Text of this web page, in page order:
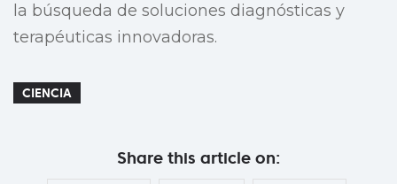
la búsqueda de soluciones diagnósticas y
terapéuticas innovadoras.
CIENCIA
Share this article on: